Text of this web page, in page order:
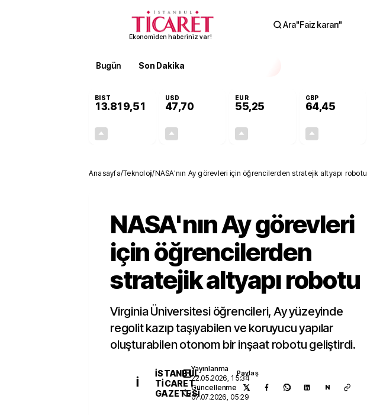
Ekonomiden haberiniz var!
Ara"Faiz kararı"
Bugün Son Dakika
BIST
13.819,51
USD
47,70
EUR
55,25
GBP
64,45
Anasayfa/Teknoloji/NASA'nın Ay görevleri için öğrencilerden stratejik altyapı robotu
NASA'nın Ay görevleri
için öğrencilerden
stratejik altyapı robotu
Virginia Üniversitesi öğrencileri, Ay yüzeyinde
regolit kazıp taşıyabilen ve koruyucu yapılar
oluşturabilen otonom bir inşaat robotu geliştirdi.
İ
İSTANBUL
TICARET
GAZETESI
Yayınlanma
22.05.2026, 15:34
Güncellenme
07.07.2026, 05:29
Paylaş
N